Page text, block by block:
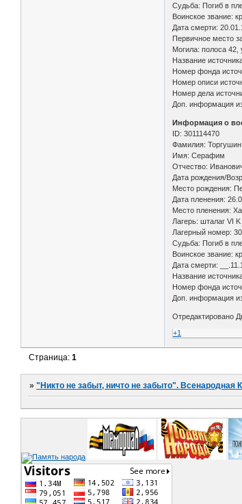
Судьба: Погиб в
Воинское звание:
Дата смерти:
Первичное место
Могила: полоса
Название
Номер фонда
Номер описи
Номер дела
Доп. информация
Информация о
ID: 301114470
Фамилия: Торгушин
Имя: Серафим
Отчество:
Дата рождения/
Место рождения:
Дата пленения:
Место пленения:
Лагерь: шталаг VI
Лагерный номер:
Судьба: Погиб в
Воинское звание:
Дата смерти:
Название
Номер фонда
Доп. информация
Отредактировано
+1
Страница:1
»"Никто не забыт, ничто не забыто". Всенародная